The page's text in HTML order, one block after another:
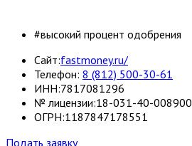
#высокий процент одобрения
Сайт:fastmoney.ru/
Телефон: 8 (812) 500-30-61
ИНН:7817081296
№ лицензии:18-031-40-008900
ОГРН:1187847178551
Подать заявку